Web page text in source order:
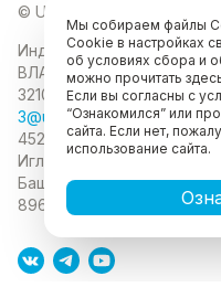
© Unikor 2026
Индивидуальный
ВЛАДИМИРОВНАИНН
321028000134889
3@unikor.company
452410, Республика
Иглино, ул. Вербная, д. 9
Башкортостан, город
89625477020
Мы собираем файлы
Cookie в настройках
об условиях сбора и
можно прочитать
Если вы согласны с
“Ознакомился” или
сайта. Если нет,
использование сайта.